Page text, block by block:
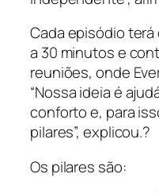
Cada episódio terá
a 30 minutos e
reuniões, onde
“Nossa ideia é
conforto e, para
pilares”, explicou.?
Os pilares são: